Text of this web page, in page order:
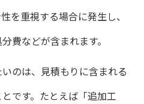
を重視する場合に発生し、
費などが含まれます。
のは、見積もりに含まれる
です。たとえば「追加工